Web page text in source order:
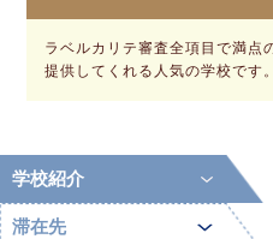
ラベルカリテ審査全項目で満点
提供してくれる人気の学校です。
学校紹介
滞在先